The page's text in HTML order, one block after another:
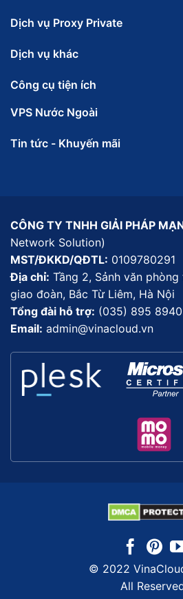
Dịch vụ Proxy Private
Dịch vụ khác
Công cụ tiện ích
VPS Nước Ngoài
Tin tức - Khuyến mãi
CÔNG TY TNHH GIẢI PHÁP
Network Solution)
MST/ĐKKD/QĐTL: 0109780291
Địa chỉ: Tầng 2, Sảnh văn
giao đoàn, Bắc Từ Liêm, Hà Nội
Tổng đài hỗ trợ: (035) 895 8940
Email: admin@vinacloud.vn
© 2022
All